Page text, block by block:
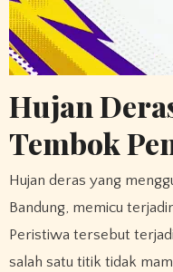
Hujan
Tembok
Hujan deras yang
Bandung, memicu
Peristiwa tersebut
salah satu titik tidak